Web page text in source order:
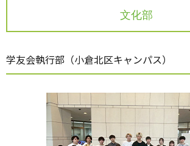
文化部
学友会執行部（小倉北区キャンパス）